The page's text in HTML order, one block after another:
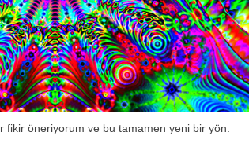
fikir öneriyorum ve bu tamamen yeni bir yön.